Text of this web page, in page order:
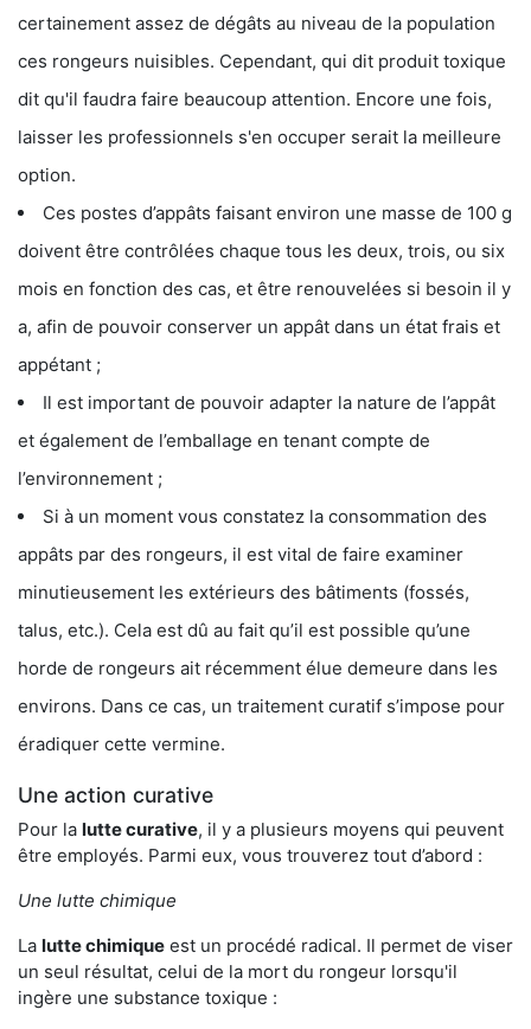
certainement assez de dégâts au niveau de la population
ces rongeurs nuisibles. Cependant, qui dit produit toxique
dit qu'il faudra faire beaucoup attention. Encore une fois,
laisser les professionnels s'en occuper serait la meilleure
option.
Ces postes d’appâts faisant environ une masse de 100 g
doivent être contrôlées chaque tous les deux, trois, ou six
mois en fonction des cas, et être renouvelées si besoin il y
a, afin de pouvoir conserver un appât dans un état frais et
appétant ;
Il est important de pouvoir adapter la nature de l’appât
et également de l’emballage en tenant compte de
l’environnement ;
Si à un moment vous constatez la consommation des
appâts par des rongeurs, il est vital de faire examiner
minutieusement les extérieurs des bâtiments (fossés,
talus, etc.). Cela est dû au fait qu’il est possible qu’une
horde de rongeurs ait récemment élue demeure dans les
environs. Dans ce cas, un traitement curatif s’impose pour
éradiquer cette vermine.
Une action curative
Pour la lutte curative, il y a plusieurs moyens qui peuvent
être employés. Parmi eux, vous trouverez tout d’abord :
Une lutte chimique
La lutte chimique est un procédé radical. Il permet de viser
un seul résultat, celui de la mort du rongeur lorsqu'il
ingère une substance toxique :